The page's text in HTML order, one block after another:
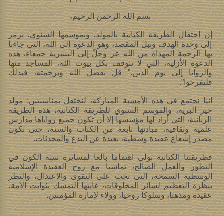
بسم الله الرحمن الرحيم،
إن احتفال الطريقة الكتانية بالمولد، وبموسمها السنوي، يرمز
إلى وحدة الهدف ونبل المقصد، وهو الدعوة إلى الله، التي جاءنا
بها الرحمة المهداة من الله عز وجلّ إلى البشرية جمعاء، هذه
الدعوة الأزلية، التي لا تتوقف بكل بيوت الله، المساجد منها
والزوايا إلى يوم الدين.” قل بفضل الله وبرحمته، فبذلك
فليفرحوا”.
اننا نجتمع في هذه الأمسية المباركة، لنحتفل بمناسبتين: مولد
خير البرية، والموسم السنوي للطريقة الكتانية، هذه الطريقة
الربانية، التي أراد لها مؤسسها إلا أن تكون جميع زواياها مدارس
علمية وثقافية، مبادئها نابعة من الكتاب والسنة، حتى تكون
مصدر إشعاع عقيدة وسطية، بعيدة عن البدع والمحدثات.
فطريقتنا الكتانية تولي اهتماما بالغا لمسايرة سنة الكون في
التطور والعمل الصالح، تماشيا مع روح العقيدة الإسلامية
الوسطية السمحة، التي تحث على التقوى والاعتدال، والنظر
بنظرة التعظيم لسائر المخلوقات، غايتها التمسك بثوابت الأمة،
عقيدة ومذهبا، وسلوكا روحيا، وولاء لإمارة المؤمنين.